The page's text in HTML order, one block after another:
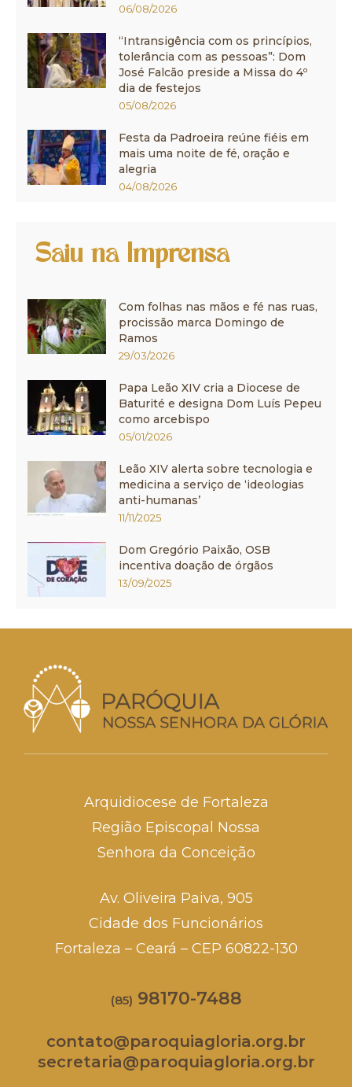
06/08/2026
“Intransigência com os princípios,
tolerância com as pessoas”: Dom
José Falcão preside a Missa do 4º
dia de festejos
05/08/2026
Festa da Padroeira reúne fiéis em
mais uma noite de fé, oração e
alegria
04/08/2026
Saiu na Imprensa
Com folhas nas mãos e fé nas ruas,
procissão marca Domingo de
Ramos
29/03/2026
Papa Leão XIV cria a Diocese de
Baturité e designa Dom Luís Pepeu
como arcebispo
05/01/2026
Leão XIV alerta sobre tecnologia e
medicina a serviço de ‘ideologias
anti-humanas’
11/11/2025
Dom Gregório Paixão, OSB
incentiva doação de órgãos
13/09/2025
Arquidiocese de Fortaleza
Região Episcopal Nossa
Senhora da Conceição
Av. Oliveira Paiva, 905
Cidade dos Funcionários
Fortaleza – Ceará – CEP 60822-130
(85) 98170-7488
contato@paroquiagloria.org.br
secretaria@paroquiagloria.org.br